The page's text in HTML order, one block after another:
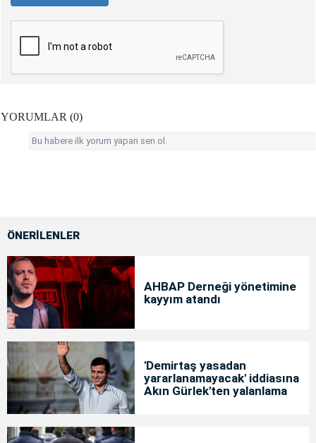
YORUMLAR (0)
Bu habere ilk yorum yapan sen ol.
ÖNERİLENLER
AHBAP Derneği yönetimine
kayyım atandı
'Demirtaş yasadan
yararlanamayacak' iddiasına
Akın Gürlek'ten yalanlama